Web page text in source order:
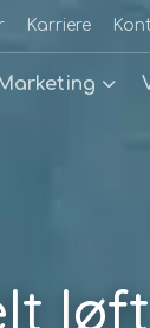
Karriere